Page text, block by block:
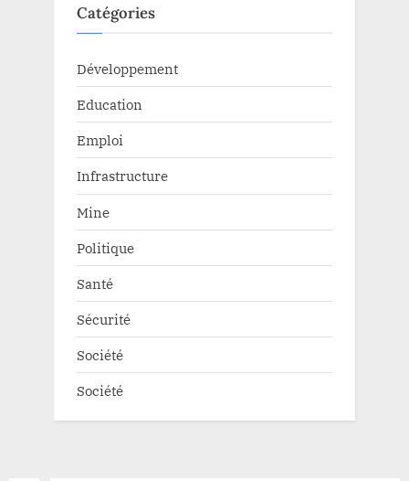
Catégories
Développement
Education
Emploi
Infrastructure
Mine
Politique
Santé
Sécurité
Société
Société